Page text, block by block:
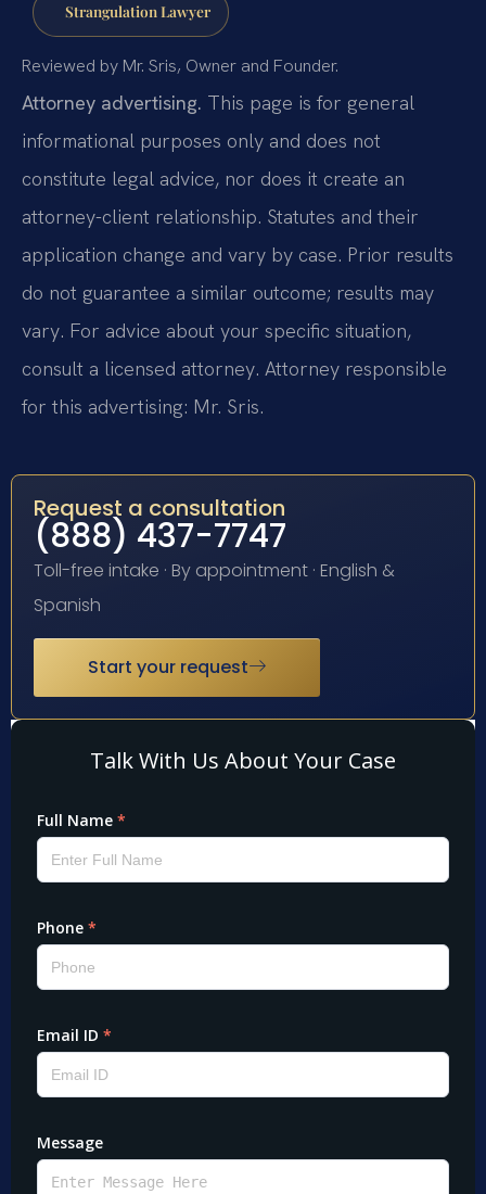
Strangulation Lawyer
Reviewed by Mr. Sris, Owner and Founder.
Attorney advertising. This page is for general
informational purposes only and does not
constitute legal advice, nor does it create an
attorney-client relationship. Statutes and their
application change and vary by case. Prior results
do not guarantee a similar outcome; results may
vary. For advice about your specific situation,
consult a licensed attorney. Attorney responsible
for this advertising: Mr. Sris.
Request a consultation
(888) 437-7747
Toll-free intake · By appointment · English &
Spanish
Start your request